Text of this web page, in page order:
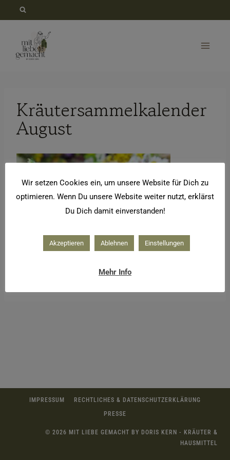
springen
Kräutersammelkalender
August
IMPRESSUM
RECHTLICHES & DATENSCHUTZERKLÄRUNG
PRESSE
© 2026 MIT LIEBE GEMACHT BY DORIS KERN - KRÄUTER &
HAUSMITTEL
Wir setzen Cookies ein, um unsere Website für Dich zu
optimieren. Wenn Du unsere Website weiter nutzt, erklärst
Du Dich damit einverstanden!
Akzeptieren Ablehnen Einstellungen
Mehr Info